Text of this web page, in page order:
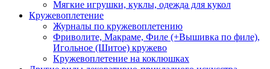
Мягкие игрушки, куклы, одежда для кукол
Кружевоплетение
Журналы по кружевоплетению
Фриволите, Макраме, Филе (+Вышивка по филе),
Игольное (Шитое) кружево
Кружевоплетение на коклюшках